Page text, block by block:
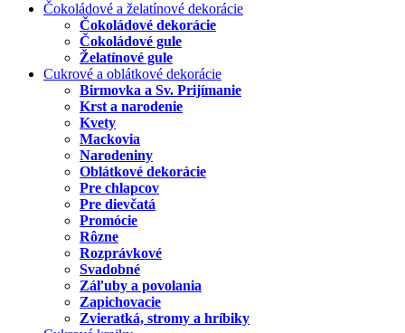
Čokoládové a želatínové dekorácie
Čokoládové dekorácie
Čokoládové gule
Želatínové gule
Cukrové a oblátkové dekorácie
Birmovka a Sv. Prijímanie
Krst a narodenie
Kvety
Mackovia
Narodeniny
Oblátkové dekorácie
Pre chlapcov
Pre dievčatá
Promócie
Rôzne
Rozprávkové
Svadobné
Záľuby a povolania
Zapichovacie
Zvieratká, stromy a hríbiky